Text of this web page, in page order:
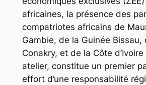
africaines, la présence des
compatriotes africains de
Gambie, de la Guinée Bissau,
Conakry, et de la Côte
atelier, constitue un premier
effort d’une responsabilité